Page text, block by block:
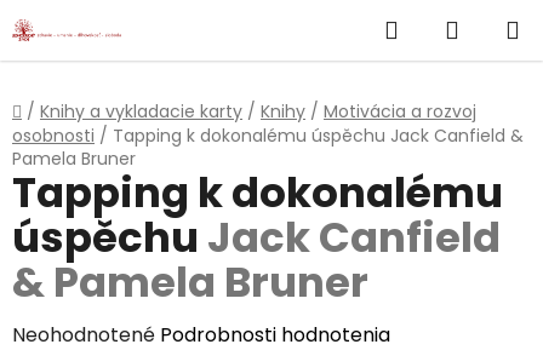
Prejsť
na
Hľadať
KOŠÍK
Domov
/ Knihy a vykladacie karty / Knihy / Motivácia a rozvoj
osobnosti / Tapping k dokonalému úspěchu Jack Canfield &
Pamela Bruner
Tapping k dokonalému
úspěchu Jack Canfield
& Pamela Bruner
Priemerné
Neohodnotené Podrobnosti hodnotenia